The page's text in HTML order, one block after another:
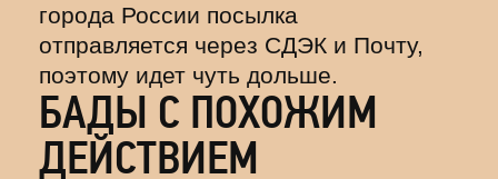
города России посылка
отправляется через СДЭК и Почту,
поэтому идет чуть дольше.
БАДЫ С ПОХОЖИМ
ДЕЙСТВИЕМ